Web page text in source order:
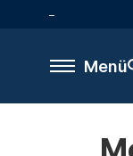
Menü